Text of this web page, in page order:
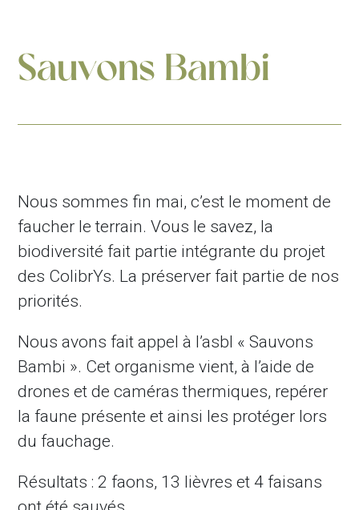
Sauvons Bambi
Nous sommes fin mai, c’est le moment de
faucher le terrain. Vous le savez, la
biodiversité fait partie intégrante du projet
des ColibrYs. La préserver fait partie de nos
priorités.
Nous avons fait appel à l’asbl « Sauvons
Bambi ». Cet organisme vient, à l’aide de
drones et de caméras thermiques, repérer
la faune présente et ainsi les protéger lors
du fauchage.
Résultats : 2 faons, 13 lièvres et 4 faisans